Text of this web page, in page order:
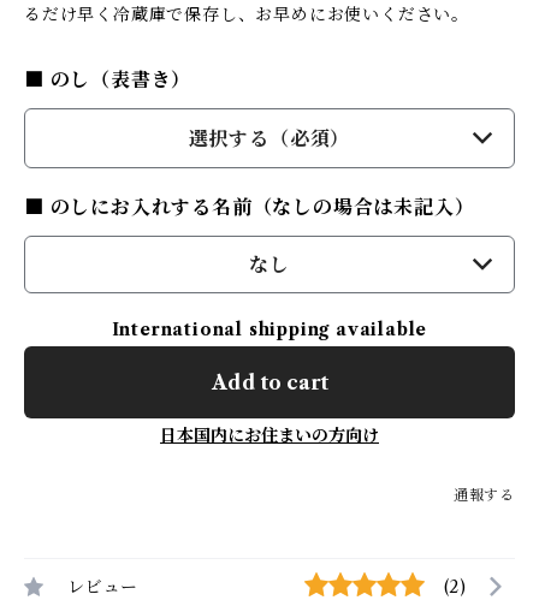
るだけ早く冷蔵庫で保存し、お早めにお使いください。
■ のし（表書き）
選択する（必須）
■ のしにお入れする名前（なしの場合は未記入）
なし
International shipping available
Add to cart
日本国内にお住まいの方向け
通報する
レビュー (2)